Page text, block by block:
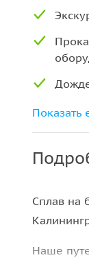
Показать
Сплав на
Наше